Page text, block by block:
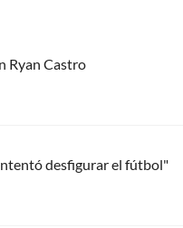
Ryan Castro
desfigurar el fútbol"